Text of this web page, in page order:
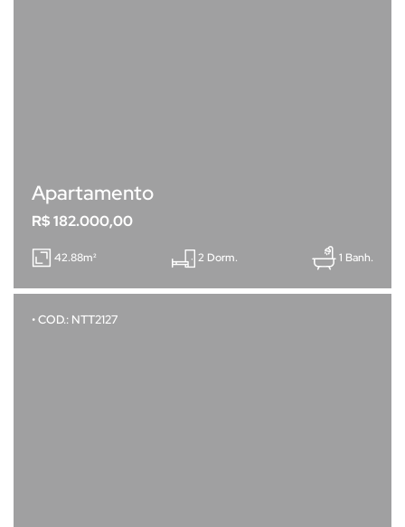
Apartamento
R$ 182.000,00
42.88m² 2 Dorm. 1 Banh.
• COD.: NTT2127